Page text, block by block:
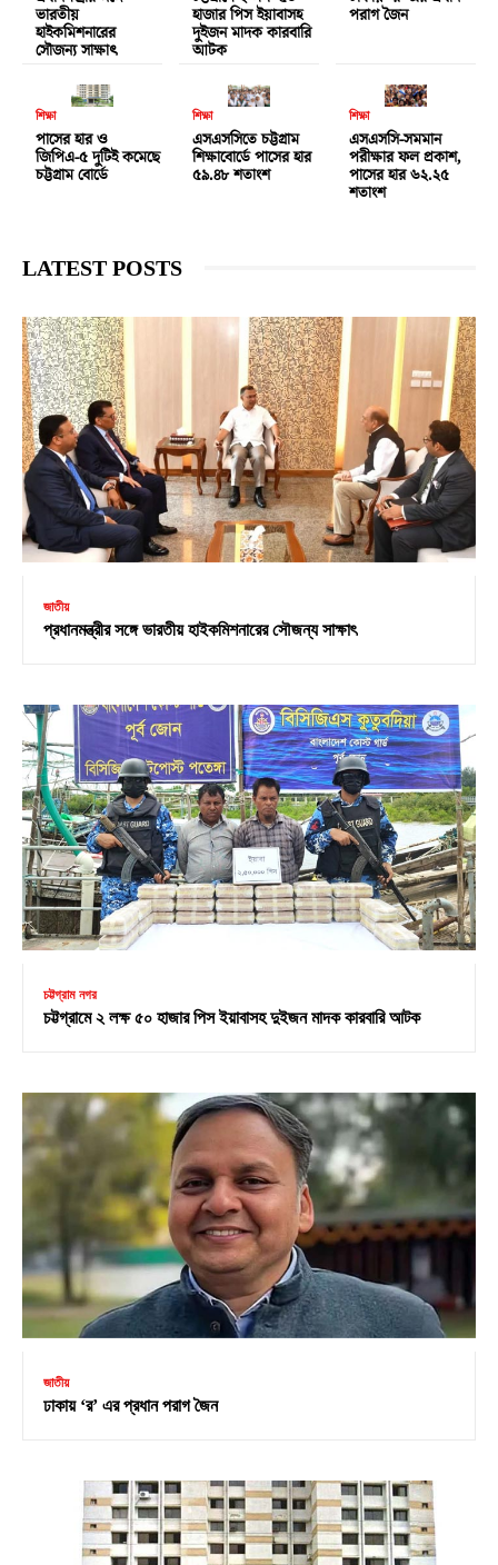
ভারতীয়
হাইকমিশনারের
সৌজন্য সাক্ষাৎ
হাজার পিস ইয়াবাসহ
দুইজন মাদক কারবারি
আটক
পরাগ জৈন
শিক্ষা
পাসের হার ও
জিপিএ-৫ দুটিই কমেছে
চট্টগ্রাম বোর্ডে
শিক্ষা
এসএসসিতে চট্টগ্রাম
শিক্ষাবোর্ডে পাসের হার
৫৯.৪৮ শতাংশ
শিক্ষা
এসএসসি-সমমান
পরীক্ষার ফল প্রকাশ,
পাসের হার ৬২.২৫
শতাংশ
LATEST POSTS
জাতীয়
প্রধানমন্ত্রীর সঙ্গে ভারতীয় হাইকমিশনারের সৌজন্য সাক্ষাৎ
চট্টগ্রাম নগর
চট্টগ্রামে ২ লক্ষ ৫০ হাজার পিস ইয়াবাসহ দুইজন মাদক কারবারি আটক
জাতীয়
ঢাকায় ‘র’ এর প্রধান পরাগ জৈন